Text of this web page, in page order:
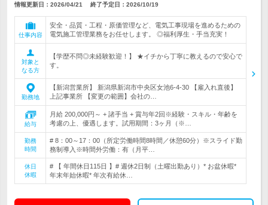
情報更新日：2026/04/21 終了予定日： 2026/10/19
仕事内容
安全・品質・工程・原価管理など、電気工事現場を進めるための
電気施工管理業務をお任せします。 ◎福利厚生・手当充実！
対象と
なる方
【学歴不問◎未経験歓迎！】 ★イチから丁寧に教えるので安心で
す。
勤務地
【新潟営業所】 新潟県新潟市中央区女池6-4-30 【雇入れ直後】
上記事業所 【変更の範囲】会社の…
給与
月給 200,000円～ + 諸手当 + 賞与年2回※経験・スキル・年齢を
考慮の上、優遇します。試用期間：3ヶ月（※…
勤務
時間
# 8：00～17：00（所定労働時間8時間／休憩60分）※スライド勤
務制導入※時間外労働：有（月平…
休日
休暇
# 【 年間休日115日 】# 週休2日制（土曜出勤あり）* お盆休暇*
年末年始休暇* 年次有給休…